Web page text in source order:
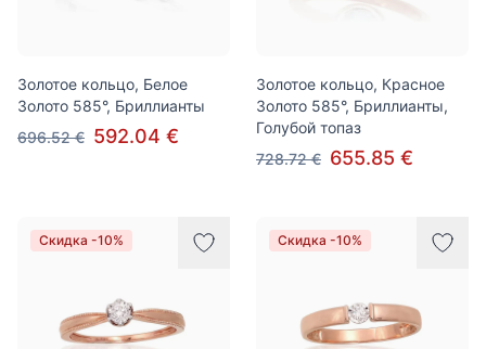
Золотое кольцо, Белое
Золото 585°, Бриллианты
696.52 € 592.04 €
Золотое кольцо, Красное
Золото 585°, Бриллианты,
Голубой топаз
728.72 € 655.85 €
Скидка -10% Скидка -10%